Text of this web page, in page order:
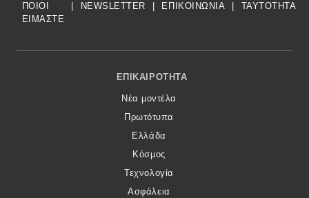
ΠΟΙΟΙ
ΕΙΜΑΣΤΕ
NEWSLETTER ΕΠΙΚΟΙΝΩΝΙΑ TAYTOTHTA
Footer Menu
ΕΠΙΚΑΙΡΌΤΗΤΑ
Νέα μοντέλα
Πρωτότυπα
Ελλάδα
Κόσμος
Τεχνολογία
Ασφάλεια